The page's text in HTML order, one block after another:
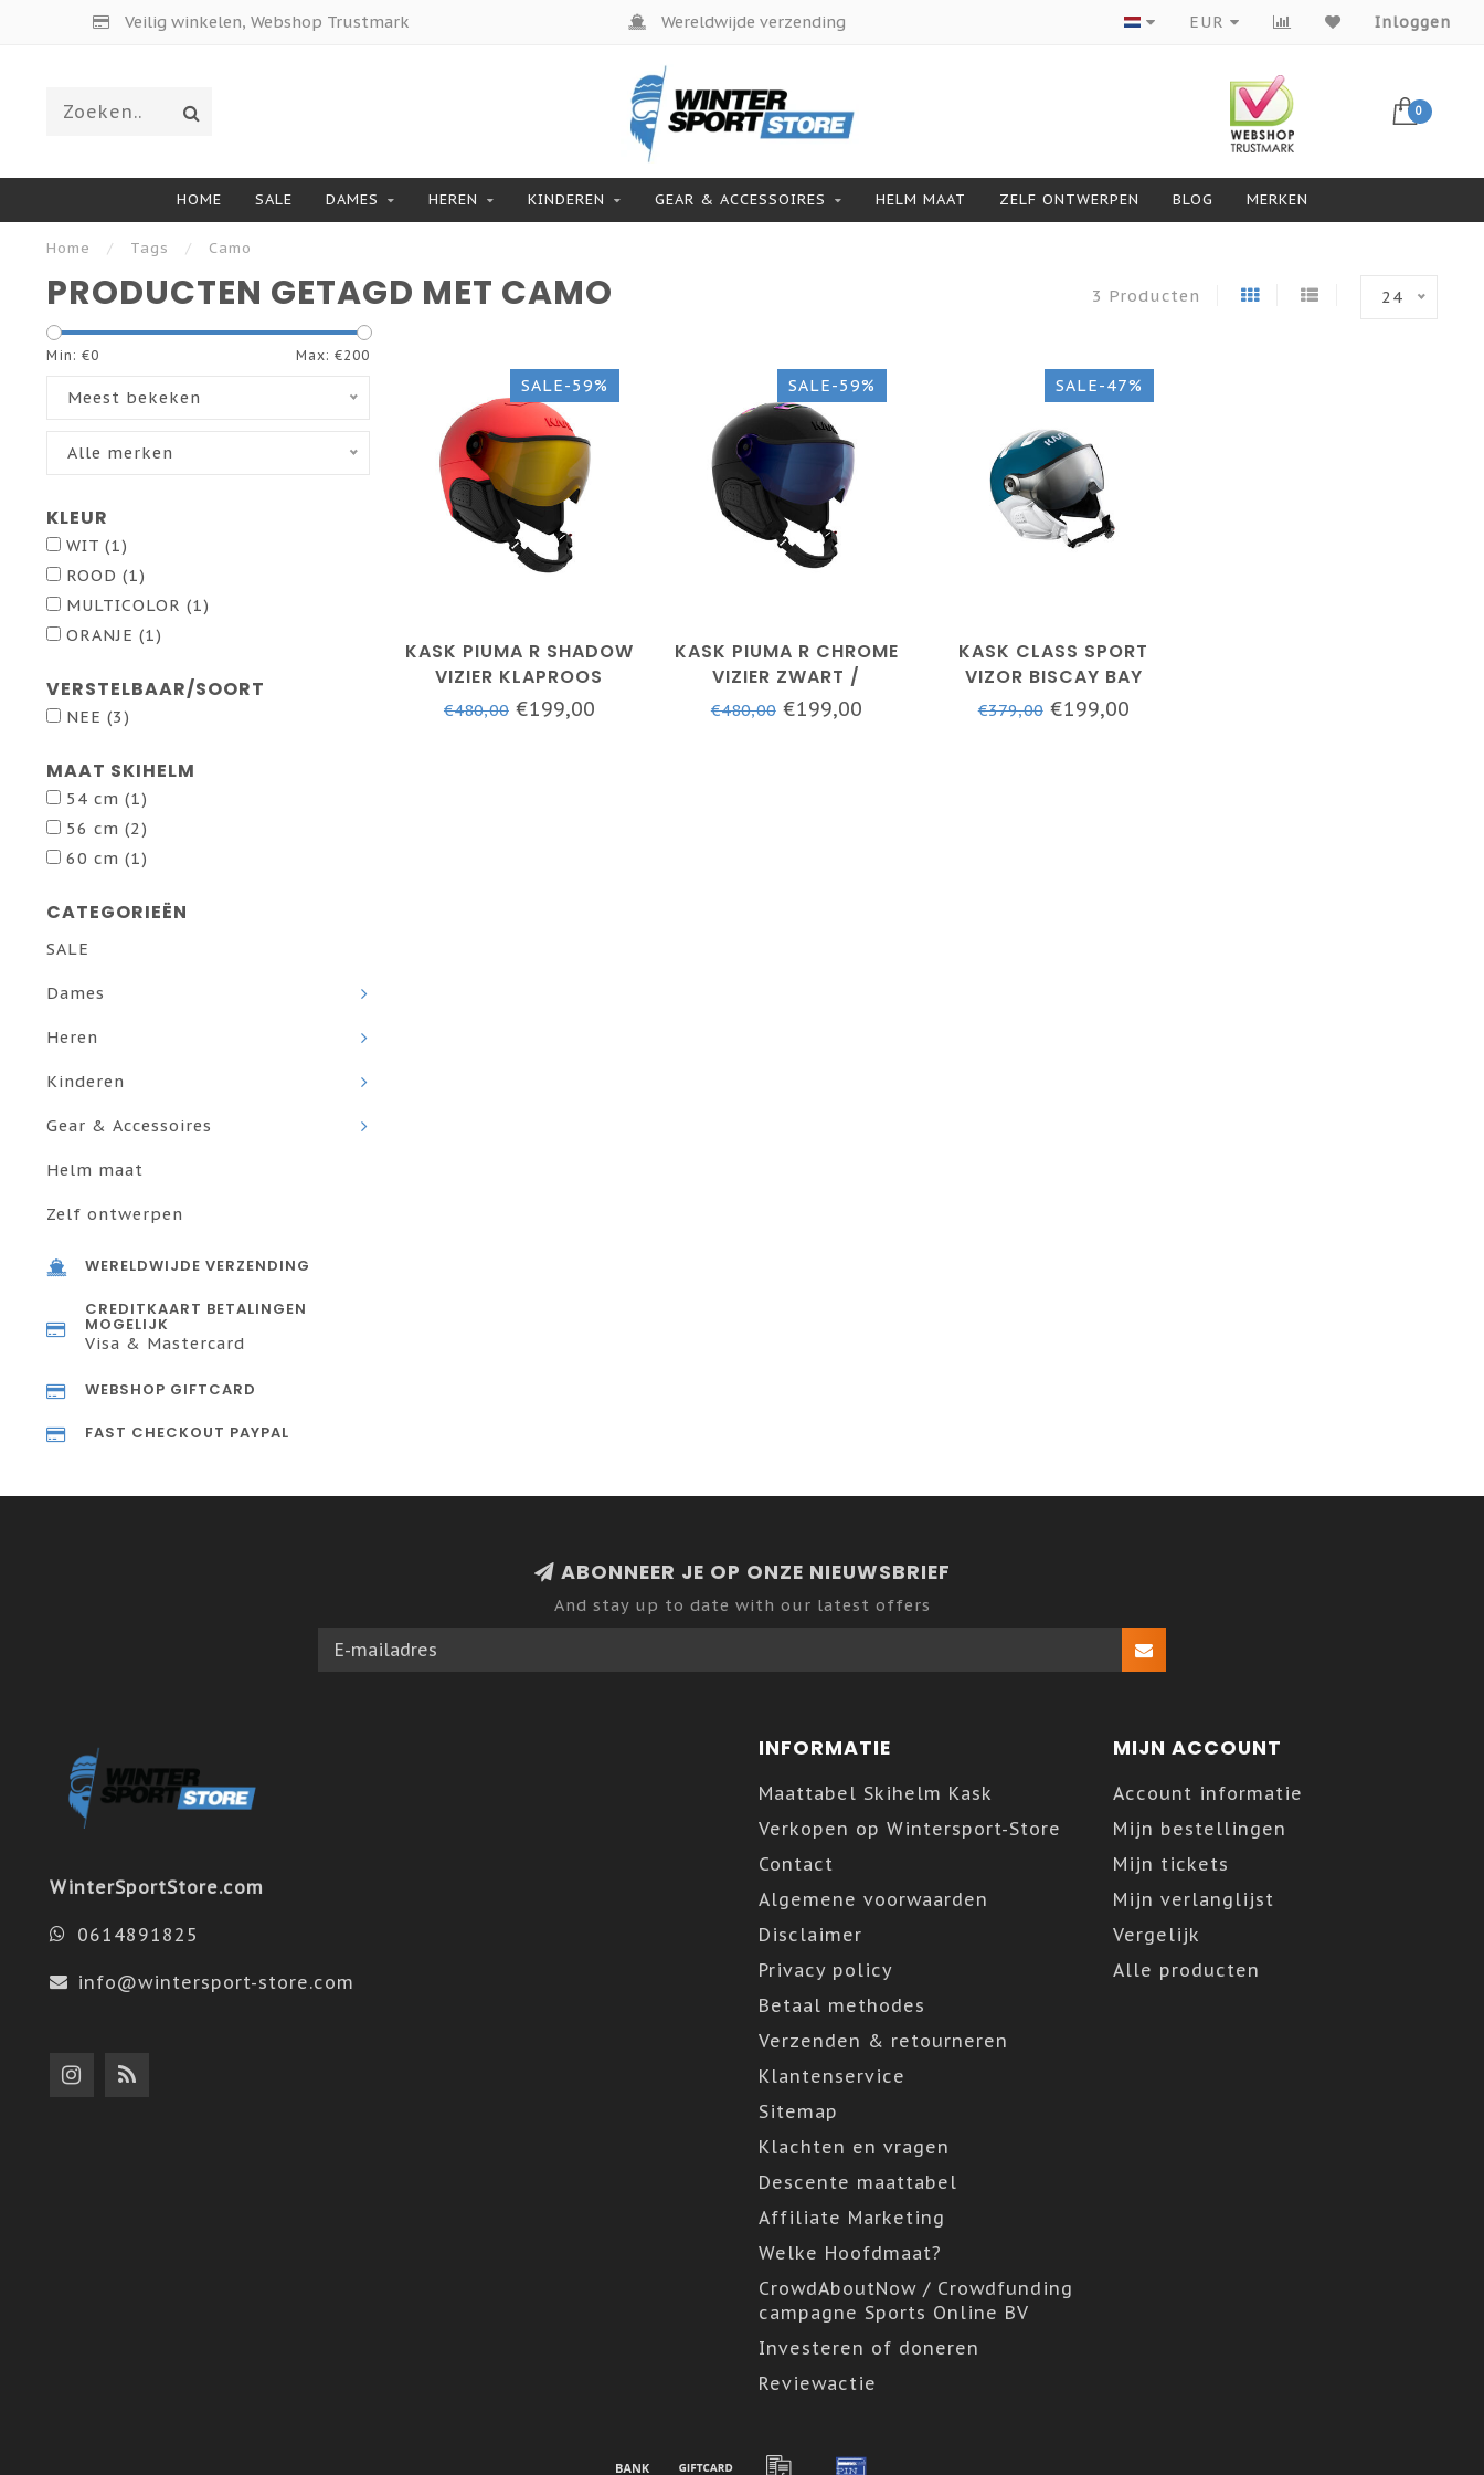
Veilig winkelen, Webshop Trustmark Wereldwijde verzending Producten van topmerken
EUR Inloggen
0
HOME SALE DAMES HEREN KINDEREN GEAR & ACCESSOIRES HELM MAAT ZELF ONTWERPEN BLOG MERKEN
Home / Tags / Camo
PRODUCTEN GETAGD MET CAMO 3 Producten 24
Min: €0 Max: €200
Meest bekeken
Alle merken
KLEUR
WIT (1)
ROOD (1)
MULTICOLOR (1)
ORANJE (1)
VERSTELBAAR/SOORT
NEE (3)
MAAT SKIHELM
54 cm (1)
56 cm (2)
60 cm (1)
CATEGORIEËN
SALE
Dames
Heren
Kinderen
Gear & Accessoires
Helm maat
Zelf ontwerpen
WERELDWIJDE VERZENDING
CREDITKAART BETALINGEN
MOGELIJK
Visa & Mastercard
WEBSHOP GIFTCARD
FAST CHECKOUT PAYPAL
SALE-59%
KASK PIUMA R SHADOW
VIZIER KLAPROOS
€480,00€199,00
SALE-59%
KASK PIUMA R CHROME
VIZIER ZWART /
REGENBOOG
€480,00€199,00
SALE-47%
KASK CLASS SPORT
VIZOR BISCAY BAY
€379,00€199,00
ABONNEER JE OP ONZE NIEUWSBRIEF
And stay up to date with our latest offers
WinterSportStore.com
0614891825
info@wintersport-store.com
INFORMATIE
Maattabel Skihelm Kask
Verkopen op Wintersport-Store
Contact
Algemene voorwaarden
Disclaimer
Privacy policy
Betaal methodes
Verzenden & retourneren
Klantenservice
Sitemap
Klachten en vragen
Descente maattabel
Affiliate Marketing
Welke Hoofdmaat?
CrowdAboutNow / Crowdfunding
campagne Sports Online BV
Investeren of doneren
Reviewactie
MIJN ACCOUNT
Account informatie
Mijn bestellingen
Mijn tickets
Mijn verlanglijst
Vergelijk
Alle producten